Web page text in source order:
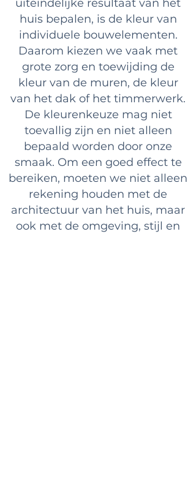
uiteindelijke resultaat van het
huis bepalen, is de kleur van
individuele bouwelementen.
Daarom kiezen we vaak met
grote zorg en toewijding de
kleur van de muren, de kleur
van het dak of het timmerwerk.
De kleurenkeuze mag niet
toevallig zijn en niet alleen
bepaald worden door onze
smaak. Om een goed effect te
bereiken, moeten we niet alleen
rekening houden met de
architectuur van het huis, maar
ook met de omgeving, stijl en